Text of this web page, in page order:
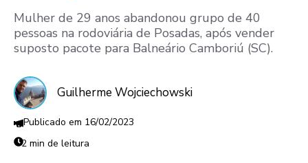
Mulher de 29 anos abandonou grupo de 40
pessoas na rodoviária de Posadas, após vender
suposto pacote para Balneário Camboriú (SC).
Guilherme Wojciechowski
16/02/2023
2 min de leitura